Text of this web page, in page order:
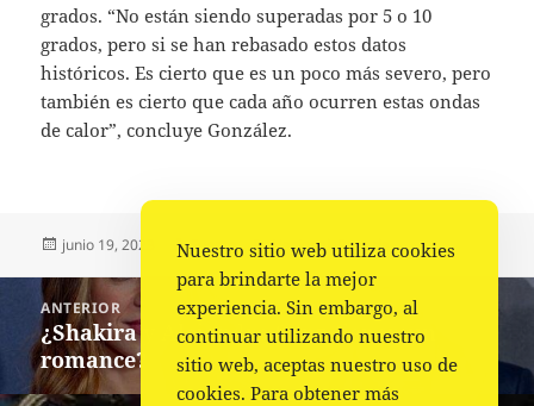
grados. “No están siendo superadas por 5 o 10
grados, pero si se han rebasado estos datos
históricos. Es cierto que es un poco más severo, pero
también es cierto que cada año ocurren estas ondas
de calor”, concluye González.
Publicado
junio 19, 2023 Autor
Fuente Categorías
Nacional ,Portada
Navegación
entradas
ANTERIOR
Entrada
anterior:
¿Shakira y Alejandro Sanz tienen un
romance?
Nuestro sitio web utiliza cookies
para brindarte la mejor
experiencia. Sin embargo, al
continuar utilizando nuestro
sitio web, aceptas nuestro uso de
cookies. Para obtener más